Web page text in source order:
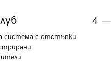
система с отстъпки
4